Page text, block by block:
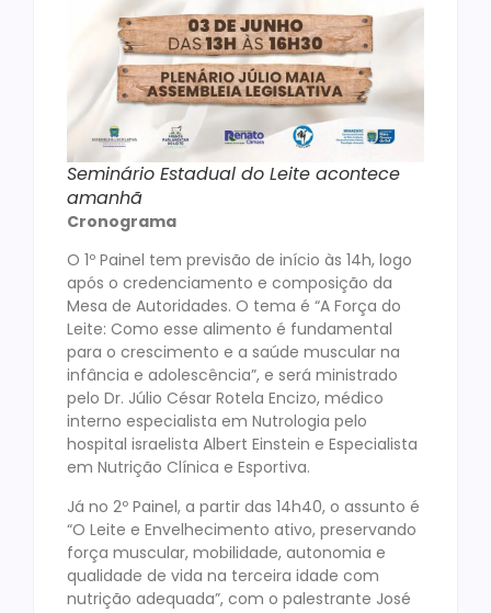
Seminário Estadual do Leite acontece
amanhã
Cronograma
O 1º Painel tem previsão de início às 14h, logo
após o credenciamento e composição da
Mesa de Autoridades. O tema é “A Força do
Leite: Como esse alimento é fundamental
para o crescimento e a saúde muscular na
infância e adolescência”, e será ministrado
pelo Dr. Júlio César Rotela Encizo, médico
interno especialista em Nutrologia pelo
hospital israelista Albert Einstein e Especialista
em Nutrição Clínica e Esportiva.
Já no 2º Painel, a partir das 14h40, o assunto é
“O Leite e Envelhecimento ativo, preservando
força muscular, mobilidade, autonomia e
qualidade de vida na terceira idade com
nutrição adequada”, com o palestrante José